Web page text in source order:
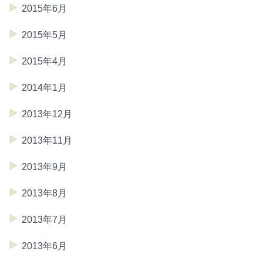
2015年6月
2015年5月
2015年4月
2014年1月
2013年12月
2013年11月
2013年9月
2013年8月
2013年7月
2013年6月